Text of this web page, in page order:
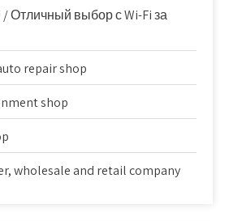
/ Отличный выбор с Wi-Fi за
repair shop
shop
wholesale and retail company